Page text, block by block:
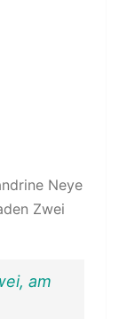
Neye
Zwei
am